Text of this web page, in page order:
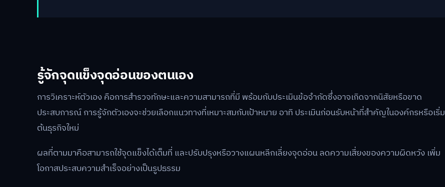
รู้จักจุดแข็งจุดอ่อนของตนเอง
การวิเคราะห์ตัวเอง คือการสำรวจทักษะและความสามารถที่มี พร้อมกับประเมินข้อจำกัดซึ่งอาจเกิดจากนิสัยหรือขาด
ประสบการณ์ การรู้จักตัวเองจะช่วยเลือกแนวทางที่เหมาะสมกับเป้าหมาย อาทิ ประเมินก่อนรับหน้าที่สำคัญในองค์กรหรือเริ่ม
ต้นธุรกิจใหม่
ผลที่ตามมาคือสามารถใช้จุดแข็งได้เต็มที่ และปรับปรุงหรือวางแผนหลีกเลี่ยงจุดอ่อน ลดความเสี่ยงของความผิดหวัง เพิ่ม
โอกาสประสบความสำเร็จอย่างเป็นรูปธรรม